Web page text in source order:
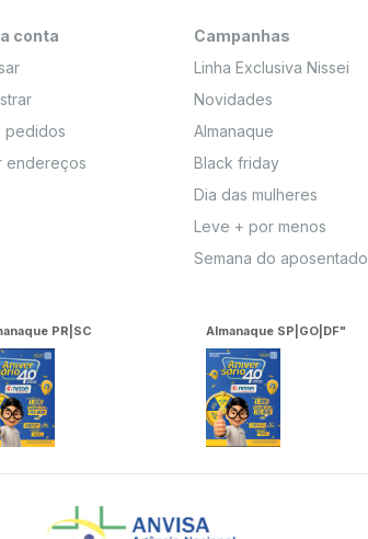
conta
pedidos
endereços
Campanhas
Linha Exclusiva Nissei
Novidades
Almanaque
Black friday
Dia das mulheres
Leve + por menos
Semana do aposentado
PR|SC Almanaque SP|GO|DF"